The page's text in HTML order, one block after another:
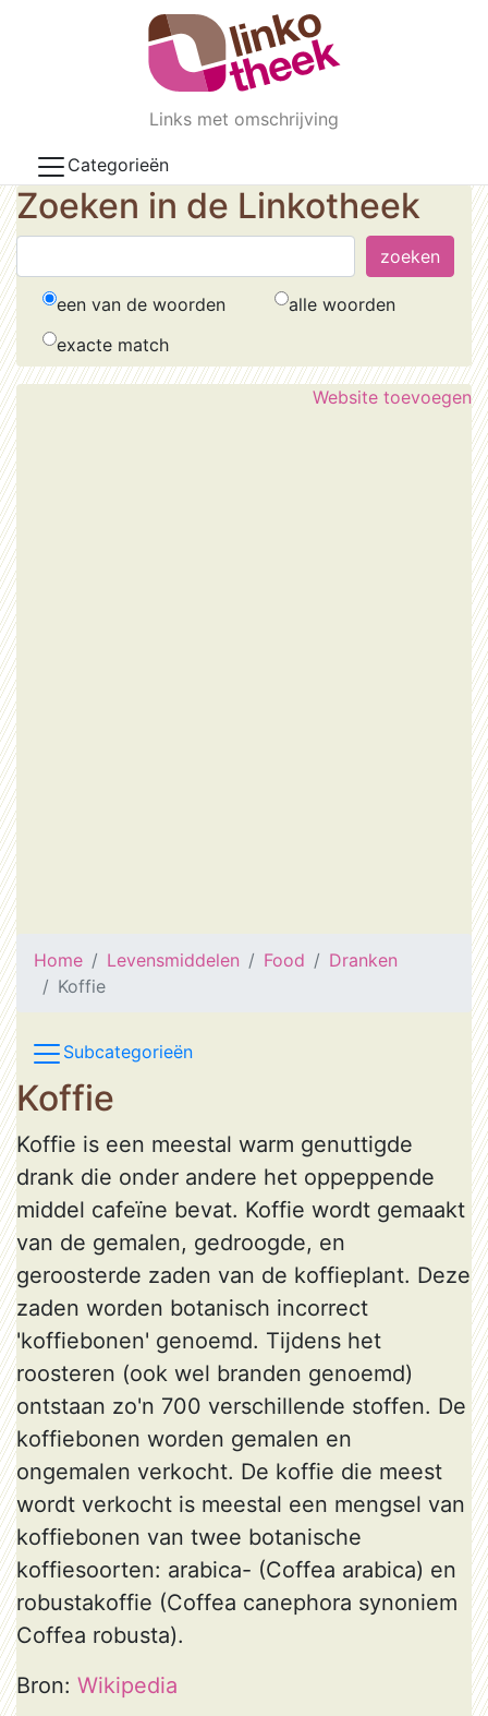
Skip to main content
Links met omschrijving
Categorieën
Zoeken in de Linkotheek
een van de woorden
alle woorden
exacte match
Website toevoegen
Home Levensmiddelen Food
Dranken
Koffie
Subcategorieën
Koffie
Koffie is een meestal warm genuttigde
drank die onder andere het oppeppende
middel cafeïne bevat. Koffie wordt gemaakt
van de gemalen, gedroogde, en
geroosterde zaden van de koffieplant. Deze
zaden worden botanisch incorrect
'koffiebonen' genoemd. Tijdens het
roosteren (ook wel branden genoemd)
ontstaan zo'n 700 verschillende stoffen. De
koffiebonen worden gemalen en
ongemalen verkocht. De koffie die meest
wordt verkocht is meestal een mengsel van
koffiebonen van twee botanische
koffiesoorten: arabica- (Coffea arabica) en
robustakoffie (Coffea canephora synoniem
Coffea robusta).
Bron: Wikipedia